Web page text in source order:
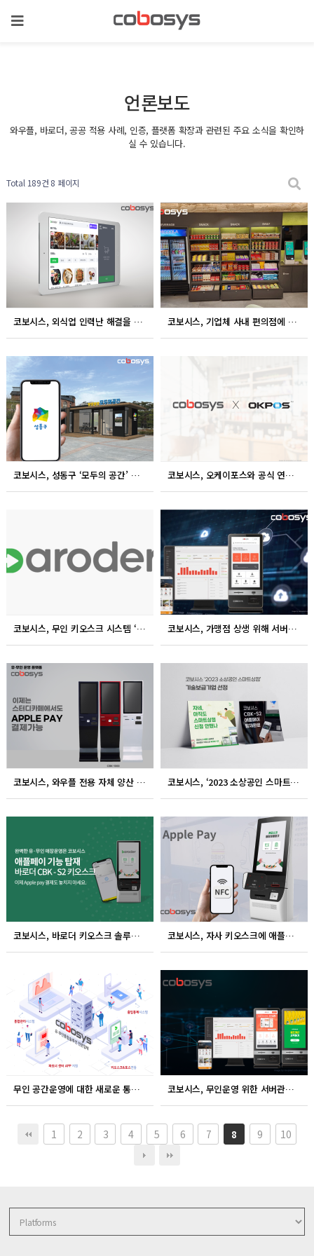
언론보도
와우플, 바로더, 공공 적용 사례, 인증, 플랫폼 확장과 관련된 주요 소식을 확인하
실 수 있습니다.
Total 189건 8 페이지
코보시스, 외식업 인력난 해결을 위한 솔루션 ‘테이블오더’ 런칭 예정 코보시스, 기업체 사내 편의점에 무인 키오스크 공급
코보시스, 성동구 ‘모두의 공간’ 등 지자체 시스템공급 다양화 시도 코보시스, 오케이포스와 공식 연동 전략적 업무제휴 체결
코보시스, 무인 키오스크 시스템 ‘바로더’ 카페업종 특화 업그레이드 진행 코보시스, 가맹점 상생 위해 서버증설 및 지속적인 모니터링 지원
코보시스, 와우플 전용 자체 양산 키오스크 애플페이 결제 가능 코보시스, ‘2023 소상공인 스마트 상점’ 기술보급기업 선정
코보시스, 바로더 키오스크 솔루션 도입 전 매장 애플페이 업데이트 코보시스, 자사 키오스크에 애플페이 기능 적용 업데이트
무인 공간운영에 대한 새로운 통합 솔루션을 제공하다, 코보시스 정재형 대표 코보시스, 무인운영 위한 서버관리 및 안정성 확보
1 2 3 4 5 6 7 8 9 10